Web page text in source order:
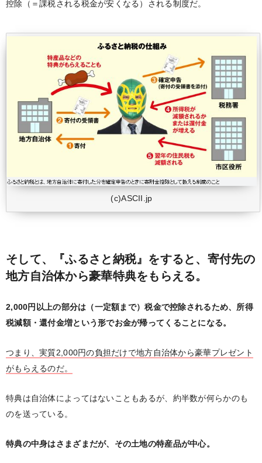
控除（＝課税される税金が安くなる）される制度だ。
(c)ASCII.jp
そして、『ふるさと納税』をすると、寄付先の
地方自治体から豪華特典をもらえる。
2,000円以上の部分は（一定額まで）税金で控除されるため、所得
税減額・還付金増という形でお金が帰ってくることになる。
つまり、実質2,000円の負担だけで地方自治体から豪華プレゼント
がもらえるのだ。
特典は自治体によってはないこともあるが、約半数が何らかのも
のを送っている。
特典の中身はさまざまだが、その土地の特産品が中心。